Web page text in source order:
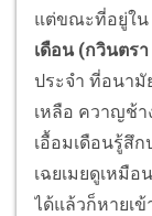
แต่ขณะที่อยู่ใน
เดือน (กวินตร
ประจำ ที่อนามั
เหลือ ควาญช้า
เอื้อมเดือนรู้สึ
เฉยเมยดูเหมื
ได้แล้วก็หายเข้